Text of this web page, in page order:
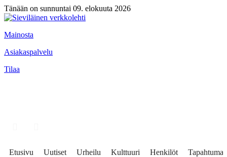
Tänään on sunnuntai 09. elokuuta 2026
Mainosta
Asiakaspalvelu
Tilaa
Etusivu Uutiset Urheilu Kulttuuri Henkilöt Tapahtumat